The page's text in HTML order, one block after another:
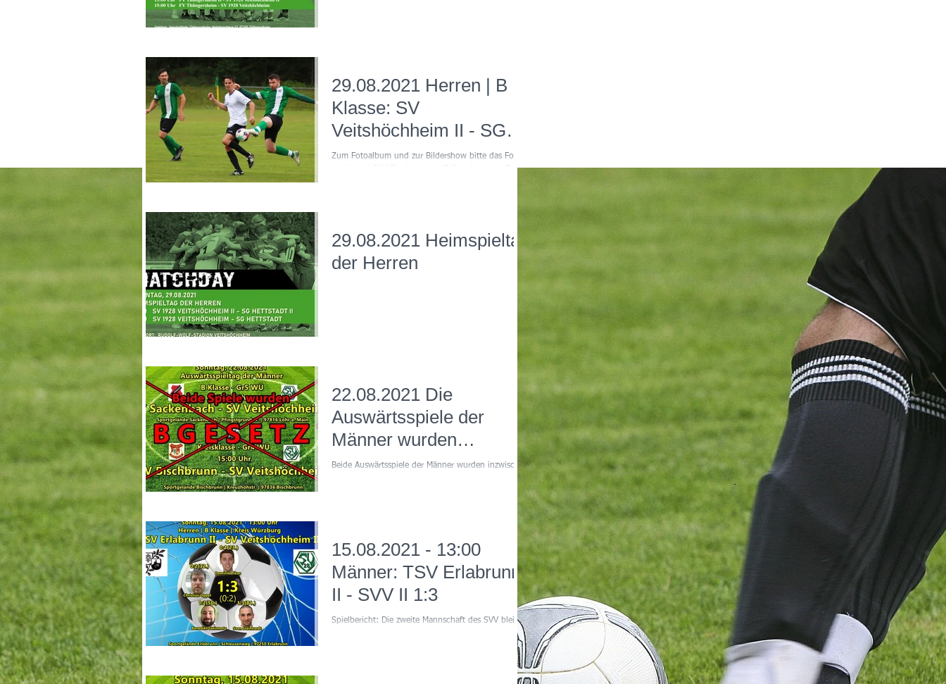
29.08.2021 Herren | B
Klasse: SV
Veitshöchheim II - SG
Hettstadt
Zum Fotoalbum und zur Bildershow bitte das Foto
29.08.2021 Heimspieltag
der Herren
22.08.2021 Die
Auswärtsspiele der
Männer wurden
abgesetzt!
Beide Auswärtsspiele der Männer wurden inzwischen
15.08.2021 - 13:00
Männer: TSV Erlabrunn
II - SVV II 1:3
Spielbericht: Die zweite Mannschaft des SVV bleibt